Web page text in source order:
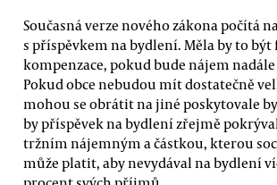
Současná verze nového zákona počítá
s příspěvkem na bydlení. Měla by to
kompenzace, pokud bude nájem
Pokud obce nebudou mít dostatečně
mohou se obrátit na jiné poskytovale
by příspěvek na bydlení zřejmě
tržním nájemným a částkou, kterou
může platit, aby nevydával na bydlení